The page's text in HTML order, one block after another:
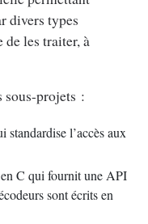
divers types
de les traiter, à
sous-projets :
l’accès aux
C qui fournit une API
sont écrits en